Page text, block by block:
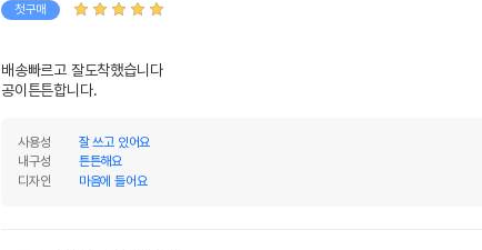
첫구매
배송빠르고 잘도착했습니다
공이튼튼합니다.
사용성
잘 쓰고 있어요
내구성
튼튼해요
디자인
마음에 들어요